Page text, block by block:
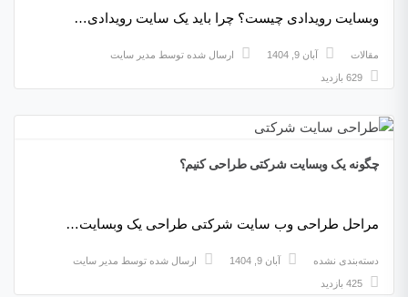
وبسایت رویدادی چیست؟ چرا باید یک سایت رویدادی…
مقالات آبان 9, 1404 ارسال شده توسط مدیر سایت
چگونه یک وبسایت شرکتی طراحی کنیم؟
مراحل طراحی وب سایت شرکتی طراحی یک وبسایت…
دسته‌بندی نشده آبان 9, 1404 ارسال شده توسط مدیر سایت